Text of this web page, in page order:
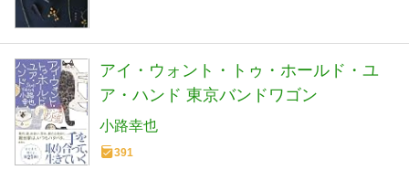
アイ・ウォント・トゥ・ホールド・ユ
ア・ハンド 東京バンドワゴン
小路幸也
391